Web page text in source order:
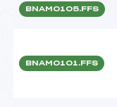
BNAM0105.FFS
BNAM0101.FFS